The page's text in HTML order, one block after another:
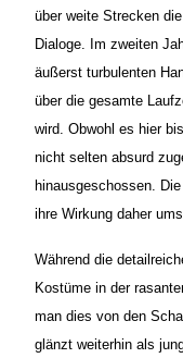
über weite Strecken
Dialoge. Im zweiten
äußerst turbulenten
über die gesamte
wird. Obwohl es hier
nicht selten absurd
hinausgeschossen.
ihre Wirkung daher
Während die
Kostüme in der
man dies von den
glänzt weiterhin als